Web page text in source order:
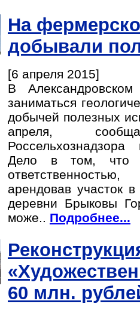
На
добывали
[6 апреля 2015]
В
заниматься
добычей полезных
апреля,
Дело в том, что
арендовав участок
деревни Брыковы
може.. Подробнее...
60 млн.